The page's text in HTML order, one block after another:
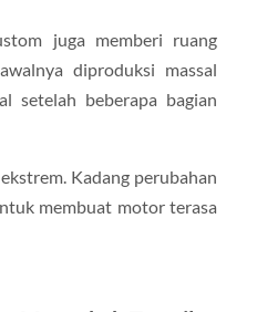
juga memberi ruang
diproduksi massal
setelah beberapa bagian
Kadang perubahan
membuat motor terasa